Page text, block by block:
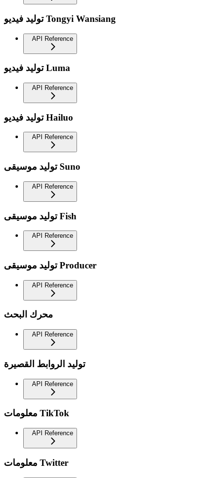
توليد فيديو Tongyi Wansiang
API Reference
توليد فيديو Luma
API Reference
توليد فيديو Hailuo
API Reference
توليد موسيقى Suno
API Reference
توليد موسيقى Fish
API Reference
توليد موسيقى Producer
API Reference
محرك البحث
API Reference
توليد الروابط القصيرة
API Reference
معلومات TikTok
API Reference
معلومات Twitter